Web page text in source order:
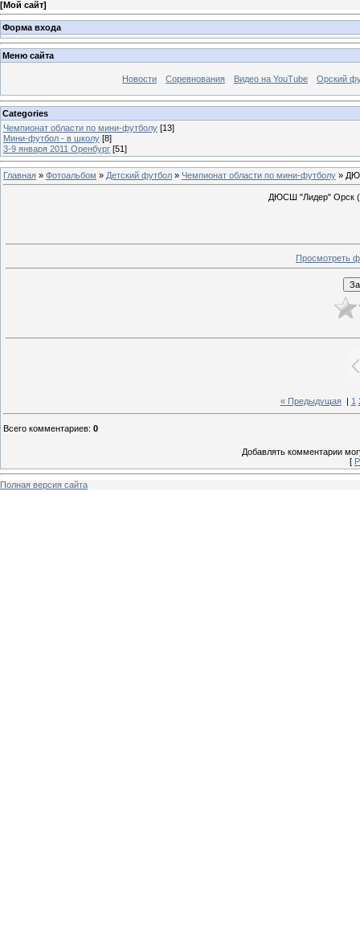
[Мой сайт]
Форма входа
Меню сайта
Новости Соревнования Видео на YouTube Орский
Categories
Чемпионат области по мини-футболу [13]
Мини-футбол - в школу [8]
3-9 января 2011 Оренбург [51]
Главная » Фотоальбом » Детский футбол » Чемпионат области по мини-футболу »
ДЮСШ "Лидер" Орск
Просмотреть
« Предыдущая| 1
Всего комментариев: 0
Добавлять комментарии
[
Полная версия сайта